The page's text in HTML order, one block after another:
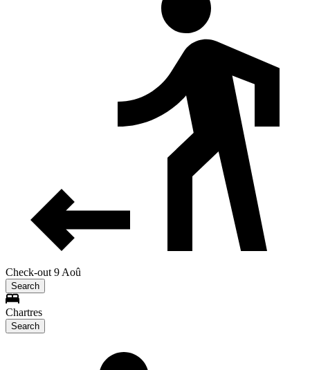
Check-out 9 Aoû
Search
Chartres
Search